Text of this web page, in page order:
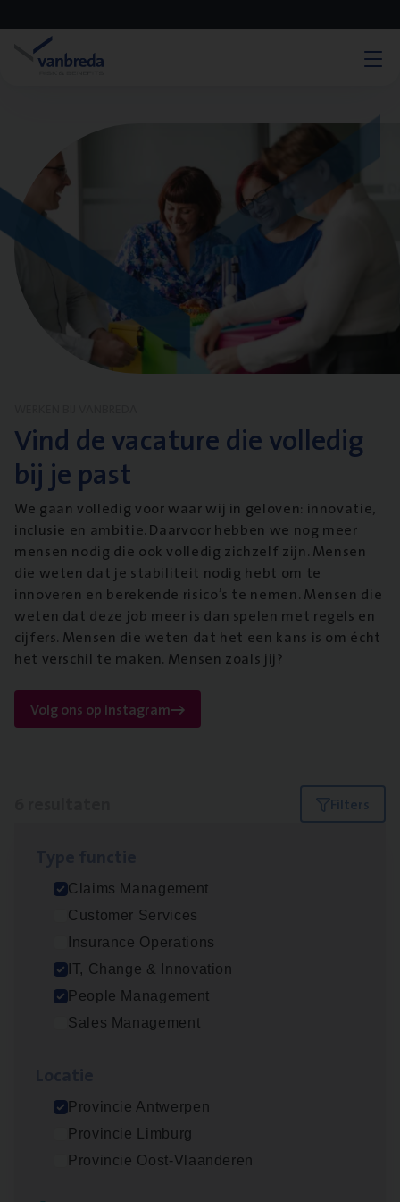
Vind de vacature die volledig
bij je past
We gaan volledig voor waar wij in geloven: innovatie,
inclusie en ambitie. Daarvoor hebben we nog meer
mensen nodig die ook volledig zichzelf zijn. Mensen
die weten dat je stabiliteit nodig hebt om te
innoveren en berekende risico’s te nemen. Mensen die
weten dat deze job meer is dan spelen met regels en
cijfers. Mensen die weten dat het een kans is om écht
het verschil te maken. Mensen zoals jij?
Volg ons op instagram
Filters
Claims Management
Customer Services
Insurance Operations
IT, Change & Innovation
People Management
Sales Management
Provincie Antwerpen
Provincie Limburg
Provincie Oost-Vlaanderen
Test Ana­lyst
IT, Change & Innovation
Antwerpen
Scha­de Expert Fleet
Busi­ness Analyst